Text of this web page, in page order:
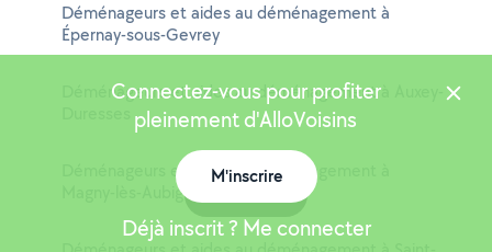
Déménageurs et aides au déménagement à
Épernay-sous-Gevrey
Déménageurs et aides au déménagement à Auxey-
Déménageurs et aides au déménagement à
Magny-lès-Aubigny
Connectez-vous pour profiter
pleinement d'AlloVoisins
M'inscrire
Déjà inscrit ? Me connecter